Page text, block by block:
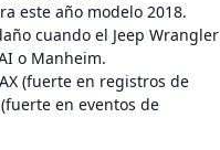
este año modelo 2018.
cuando el Jeep Wrangler
o Manheim.
(fuerte en registros de
en eventos de